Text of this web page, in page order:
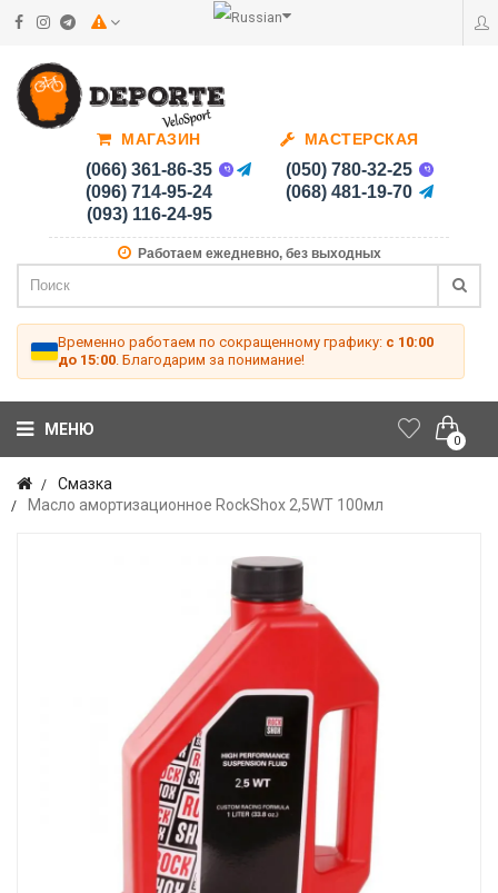
МАГАЗИН
(066) 361-86-35
(096) 714-95-24
(093) 116-24-95
МАСТЕРСКАЯ
(050) 780-32-25
(068) 481-19-70
Работаем ежедневно, без выходных
Временно работаем по сокращенному графику: с 10:00
до 15:00 . Благодарим за понимание!
0
МЕНЮ
Смазка
Масло амортизационное RockShox 2,5WT 100мл